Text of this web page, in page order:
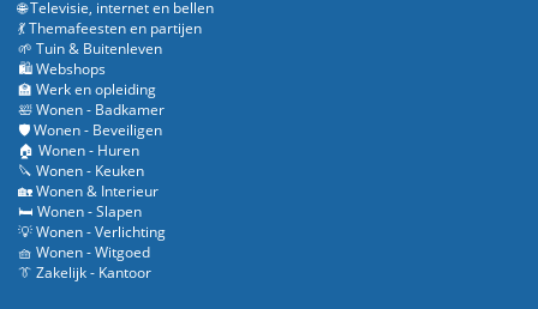
🌐 Televisie, internet en bellen
💃 Themafeesten en partijen
🌱 Tuin & Buitenleven
🛍️ Webshops
🏫 Werk en opleiding
🛀 Wonen - Badkamer
🛡️ Wonen - Beveiligen
🏠 Wonen - Huren
🔪 Wonen - Keuken
🏡 Wonen & Interieur
🛏️ Wonen - Slapen
💡 Wonen - Verlichting
🧺 Wonen - Witgoed
👔 Zakelijk - Kantoor